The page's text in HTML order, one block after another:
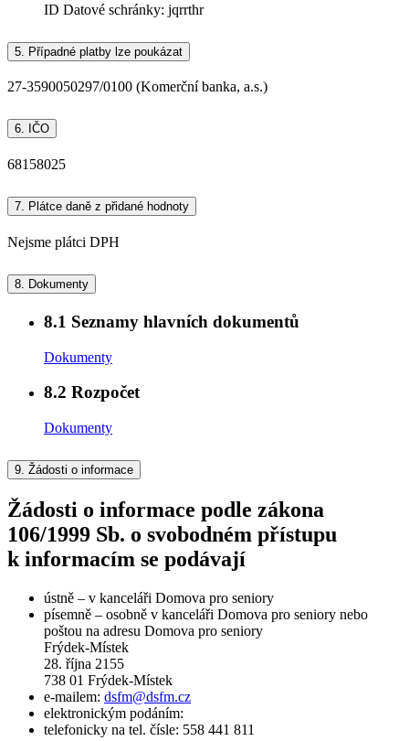
ID Datové schránky: jqrrthr
5. Případné platby lze poukázat
27-3590050297/0100 (Komerční banka, a.s.)
6. IČO
68158025
7. Plátce daně z přidané hodnoty
Nejsme plátci DPH
8. Dokumenty
8.1 Seznamy hlavních dokumentů
Dokumenty
8.2 Rozpočet
Dokumenty
9. Žádosti o informace
Žádosti o informace podle zákona
106/1999 Sb. o svobodném přístupu
k informacím se podávají
ústně – v kanceláři Domova pro seniory
písemně – osobně v kanceláři Domova pro seniory nebo
poštou na adresu Domova pro seniory
Frýdek-Místek
28. října 2155
738 01 Frýdek-Místek
e-mailem: dsfm@dsfm.cz
elektronickým podáním:
telefonicky na tel. čísle: 558 441 811